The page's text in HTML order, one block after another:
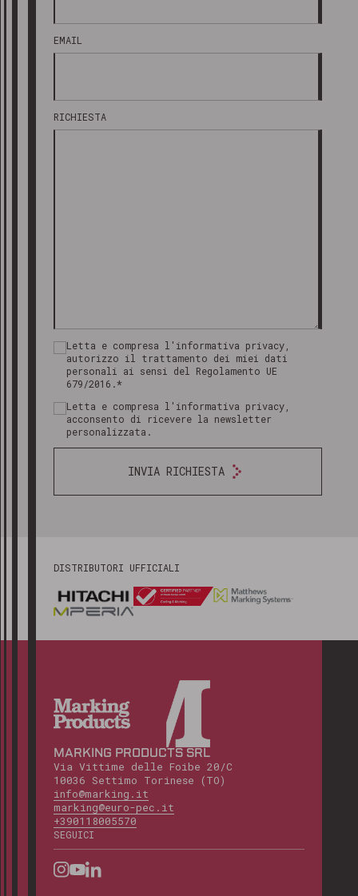
EMAIL
RICHIESTA
Letta e compresa l'informativa privacy,
autorizzo il trattamento dei miei dati
personali ai sensi del Regolamento UE
679/2016.*
Letta e compresa l'informativa privacy,
acconsento di ricevere la newsletter
personalizzata.
INVIA RICHIESTA
DISTRIBUTORI UFFICIALI
MARKING PRODUCTS SRL
Via Vittime delle Foibe 20/C
10036 Settimo Torinese (TO)
info@marking.it
marking@euro-pec.it
+390118005570
SEGUICI